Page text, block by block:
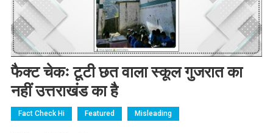
फैक्ट चेकः टूटी छत वाला स्कूल गुजरात का
नहीं उत्तराखंड का है
Fact Check Hi Featured Misleading